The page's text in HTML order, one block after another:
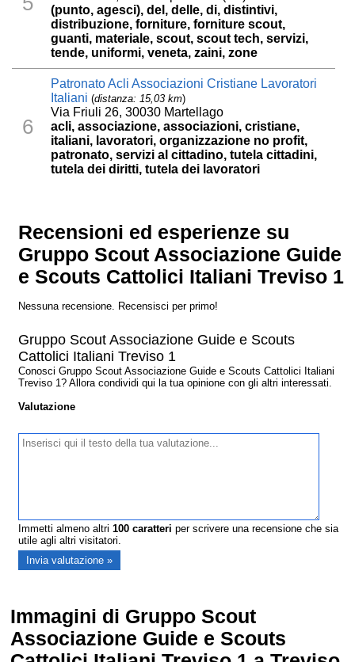
(punto, agesci), del, delle, di, distintivi,
distribuzione, forniture, forniture scout,
guanti, materiale, scout, scout tech, servizi,
tende, uniformi, veneta, zaini, zone
6
Patronato Acli Associazioni Cristiane Lavoratori
Italiani (distanza: 15,03 km)
Via Friuli 26, 30030 Martellago
acli, associazione, associazioni, cristiane,
italiani, lavoratori, organizzazione no profit,
patronato, servizi al cittadino, tutela cittadini,
tutela dei diritti, tutela dei lavoratori
Recensioni ed esperienze su
Gruppo Scout Associazione Guide
e Scouts Cattolici Italiani Treviso 1
Nessuna recensione. Recensisci per primo!
Gruppo Scout Associazione Guide e Scouts
Cattolici Italiani Treviso 1
Conosci Gruppo Scout Associazione Guide e Scouts Cattolici Italiani
Treviso 1? Allora condividi qui la tua opinione con gli altri interessati.
Valutazione
Immetti almeno altri100 caratteri per scrivere una recensione che sia
utile agli altri visitatori.
Immagini di Gruppo Scout
Associazione Guide e Scouts